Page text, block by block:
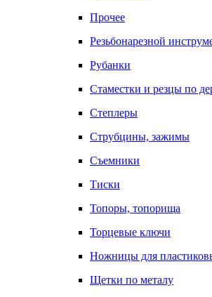
Прочее
Резьбонарезной
Рубанки
Стаместки и резцы по
Степлеры
Струбцины, зажимы
Съемники
Тиски
Топоры, топорища
Торцевые ключи
Ножницы для
Щетки по металу